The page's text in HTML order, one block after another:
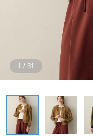
1 / 31